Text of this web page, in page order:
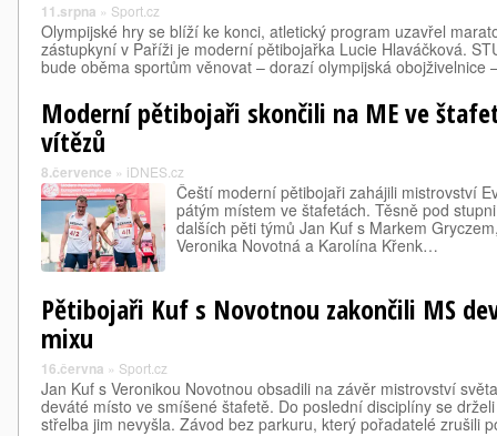
11.srpna » Sport.cz
Olympijské hry se blíží ke konci, atletický program uzavřel
zástupkyní v Paříži je moderní pětibojařka Lucie Hlaváčková.
bude oběma sportům věnovat – dorazí olympijská obojživelnice
Moderní pětibojaři skončili na ME ve
vítězů
8.července » iDNES.cz
Čeští moderní pětibojaři zahájili mistrovství
pátým místem ve štafetách. Těsně pod
dalších pěti týmů Jan Kuf s Markem
Veronika Novotná a Karolína Křenk…
Pětibojaři Kuf s Novotnou zakončili MS
mixu
16.června » Sport.cz
Jan Kuf s Veronikou Novotnou obsadili na závěr mistrovství
deváté místo ve smíšené štafetě. Do poslední disciplíny se
střelba jim nevyšla. Závod bez parkuru, který pořadatelé zrušili